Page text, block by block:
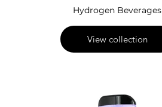
Hydrogen Beverages
View collection